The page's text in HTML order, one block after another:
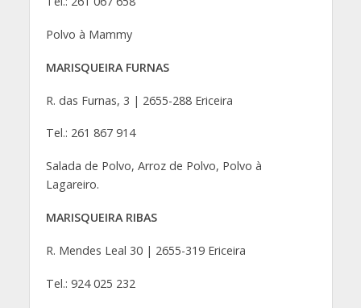
Polvo à Mammy
MARISQUEIRA FURNAS
R. das Furnas, 3 | 2655-288 Ericeira
Tel.: 261 867 914
Salada de Polvo, Arroz de Polvo, Polvo à
Lagareiro.
MARISQUEIRA RIBAS
R. Mendes Leal 30 | 2655-319 Ericeira
Tel.: 924 025 232